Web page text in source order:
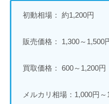
初動相場： 約1,200円
販売価格： 1,300～1,500
買取価格： 600～1,200円
メルカリ相場：1,000円～